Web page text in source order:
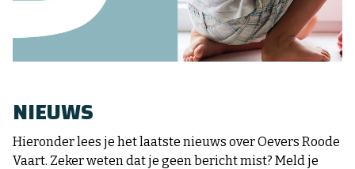
NIEUWS
Hieronder lees je het laatste nieuws over Oevers Roode
Vaart. Zeker weten dat je geen bericht mist? Meld je